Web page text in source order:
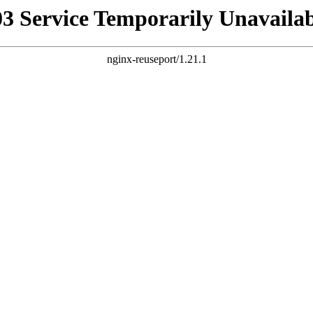
Service Temporarily
nginx-reuseport/1.21.1